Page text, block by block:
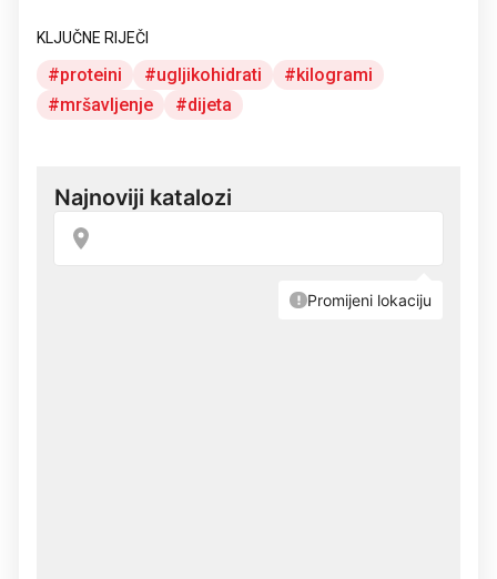
KLJUČNE RIJEČI
proteini ugljikohidrati
kilogrami
mršavljenje
dijeta